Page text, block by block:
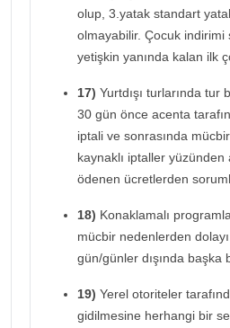
olup, 3.yatak standart
olmayabilir. Çocuk indirimi
yetişkin yanında kalan ilk
17) Yurtdışı turlarında tur
30 gün önce acenta
iptali ve sonrasında
kaynaklı iptaller yüzünden
ödenen ücretlerden
18) Konaklamalı
mücbir nedenlerden
gün/günler dışında başka
19) Yerel otoriteler
gidilmesine herhangi bir